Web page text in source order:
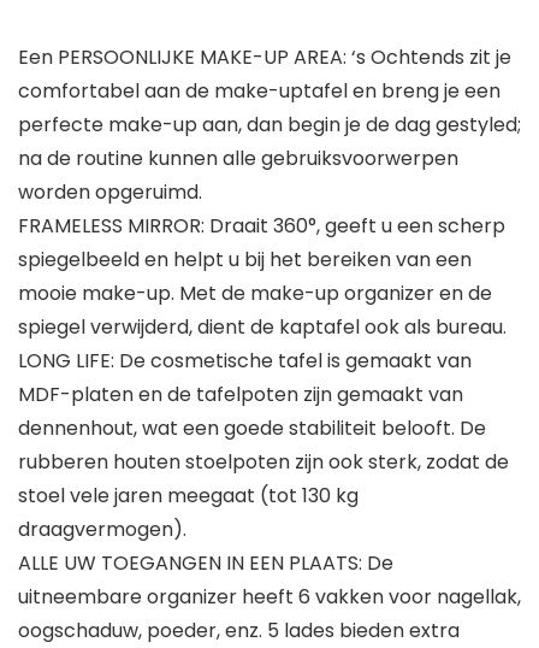
Een PERSOONLIJKE MAKE-UP AREA: ‘s Ochtends zit je
comfortabel aan de make-uptafel en breng je een
perfecte make-up aan, dan begin je de dag gestyled;
na de routine kunnen alle gebruiksvoorwerpen
worden opgeruimd.
FRAMELESS MIRROR: Draait 360°, geeft u een scherp
spiegelbeeld en helpt u bij het bereiken van een
mooie make-up. Met de make-up organizer en de
spiegel verwijderd, dient de kaptafel ook als bureau.
LONG LIFE: De cosmetische tafel is gemaakt van
MDF-platen en de tafelpoten zijn gemaakt van
dennenhout, wat een goede stabiliteit belooft. De
rubberen houten stoelpoten zijn ook sterk, zodat de
stoel vele jaren meegaat (tot 130 kg
draagvermogen).
ALLE UW TOEGANGEN IN EEN PLAATS: De
uitneembare organizer heeft 6 vakken voor nagellak,
oogschaduw, poeder, enz. 5 lades bieden extra